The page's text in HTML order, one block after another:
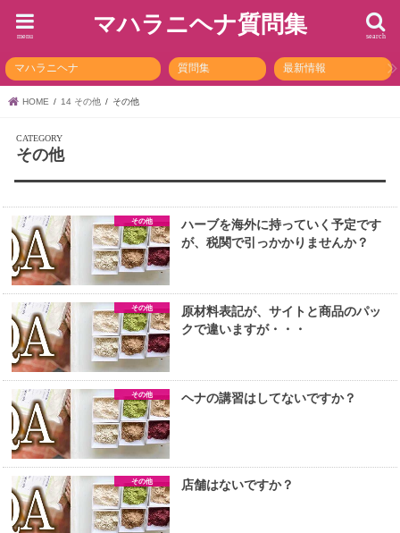
マハラニヘナ質問集 search
menu
マハラニヘナ 質問集 最新情報
HOME 14 その他 その他
その他
その他
ハーブを海外に持っていく予定です
が、税関で引っかかりませんか？
その他
原材料表記が、サイトと商品のパッ
クで違いますが・・・
その他 ヘナの講習はしてないですか？
その他 店舗はないですか？